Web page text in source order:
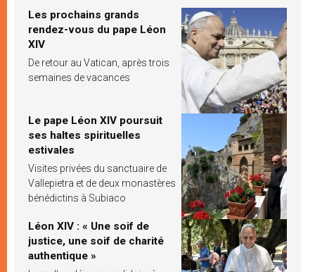
Les prochains grands
rendez-vous du pape Léon
XIV
De retour au Vatican, après trois
semaines de vacances
Le pape Léon XIV poursuit
ses haltes spirituelles
estivales
Visites privées du sanctuaire de
Vallepietra et de deux monastères
bénédictins à Subiaco
Léon XIV : « Une soif de
justice, une soif de charité
authentique »